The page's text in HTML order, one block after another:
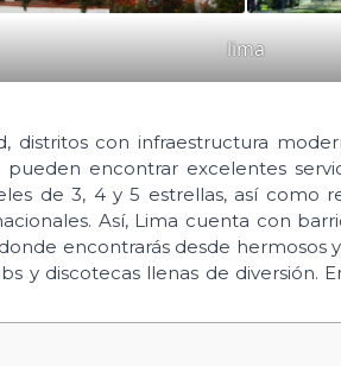
lima
distritos con infraestructura
encontrar excelentes
de 3, 4 y 5 estrellas, así como
Así, Lima cuenta con
encontrarás desde hermosos
y discotecas llenas de diversión.